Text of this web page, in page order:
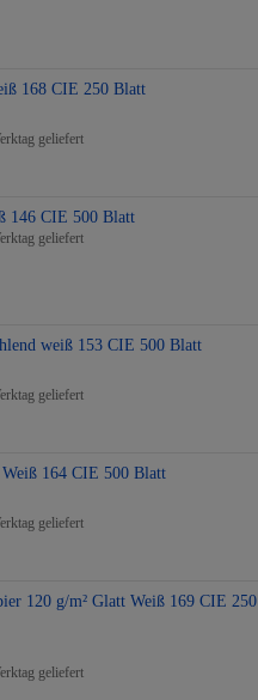
168 CIE 250 Blatt
geliefert
146 CIE 500 Blatt
geliefert
weiß 153 CIE 500 Blatt
geliefert
164 CIE 500 Blatt
geliefert
120 g/m² Glatt Weiß 169 CIE 250
geliefert